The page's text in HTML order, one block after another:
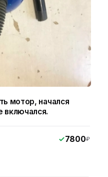
мотор, начался
включался.
7800₽